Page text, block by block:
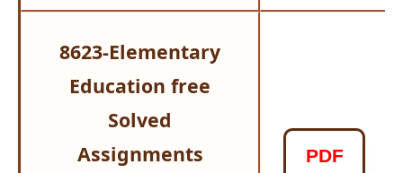
8623-Elementary
Education free
Solved
Assignments
PDF